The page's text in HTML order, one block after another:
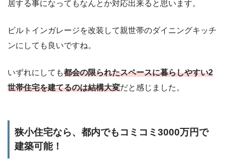
居する事になってもなんとか対応出来ると思います。
ビルトインガレージを改装して親世帯のダイニングキッチ
ンにしても良いですね。
いずれにしても都会の限られたスペースに暮らしやすい2
世帯住宅を建てるのは結構大変だと感じました。
狭小住宅なら、都内でもコミコミ3000万円で
建築可能！